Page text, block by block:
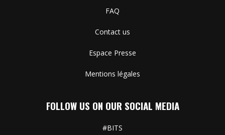
FAQ
Contact us
Espace Presse
Mentions légales
FOLLOW US ON OUR SOCIAL MEDIA
#BITS